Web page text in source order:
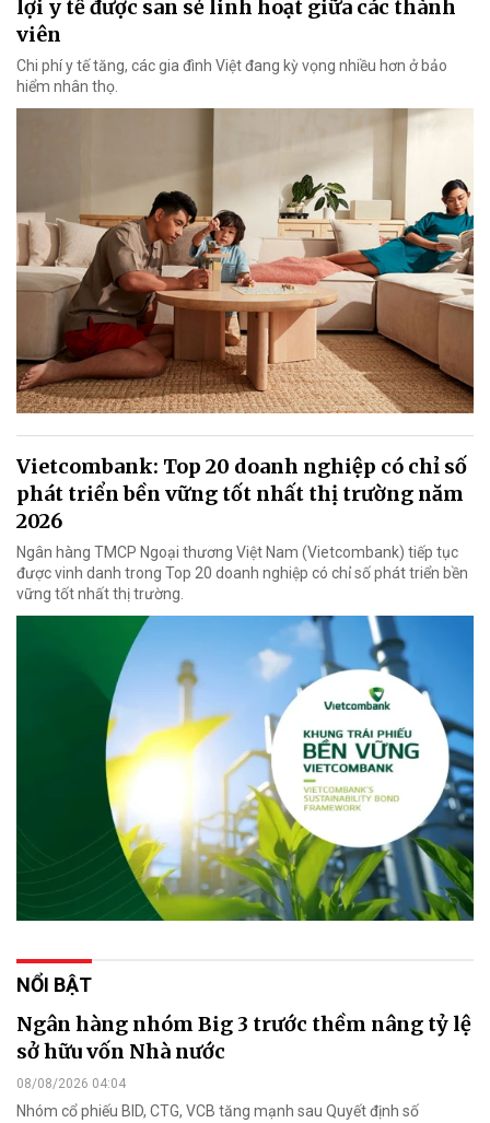
lợi y tế được san sẻ linh hoạt giữa các thành
viên
Chi phí y tế tăng, các gia đình Việt đang kỳ vọng nhiều hơn ở bảo
hiểm nhân thọ.
Vietcombank: Top 20 doanh nghiệp có chỉ số
phát triển bền vững tốt nhất thị trường năm
2026
Ngân hàng TMCP Ngoại thương Việt Nam (Vietcombank) tiếp tục
được vinh danh trong Top 20 doanh nghiệp có chỉ số phát triển bền
vững tốt nhất thị trường.
NỔI BẬT
Ngân hàng nhóm Big 3 trước thềm nâng tỷ lệ
sở hữu vốn Nhà nước
08/08/2026 04:04
Nhóm cổ phiếu BID, CTG, VCB tăng mạnh sau Quyết định số